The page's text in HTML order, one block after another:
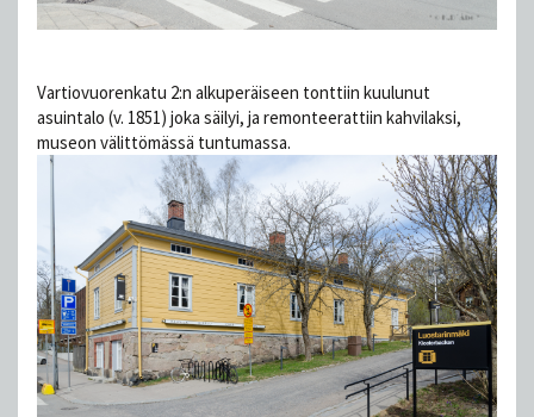
Vartiovuorenkatu 2:n alkuperäiseen tonttiin kuulunut
asuintalo (v. 1851) joka säilyi, ja remonteerattiin kahvilaksi,
museon välittömässä tuntumassa.